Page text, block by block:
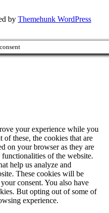
by Themehunk WordPress
your experience while you
these, the cookies that are
on your browser as they are
of the website.
help us analyze and
These cookies will be
consent. You also have
But opting out of some of
experience.